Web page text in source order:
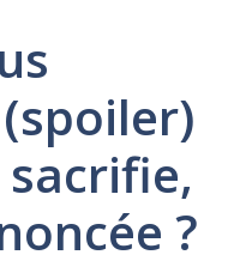
sacrifie,
?